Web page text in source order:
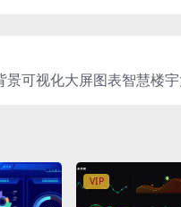
景可视化大屏图表智慧楼宇
VIP